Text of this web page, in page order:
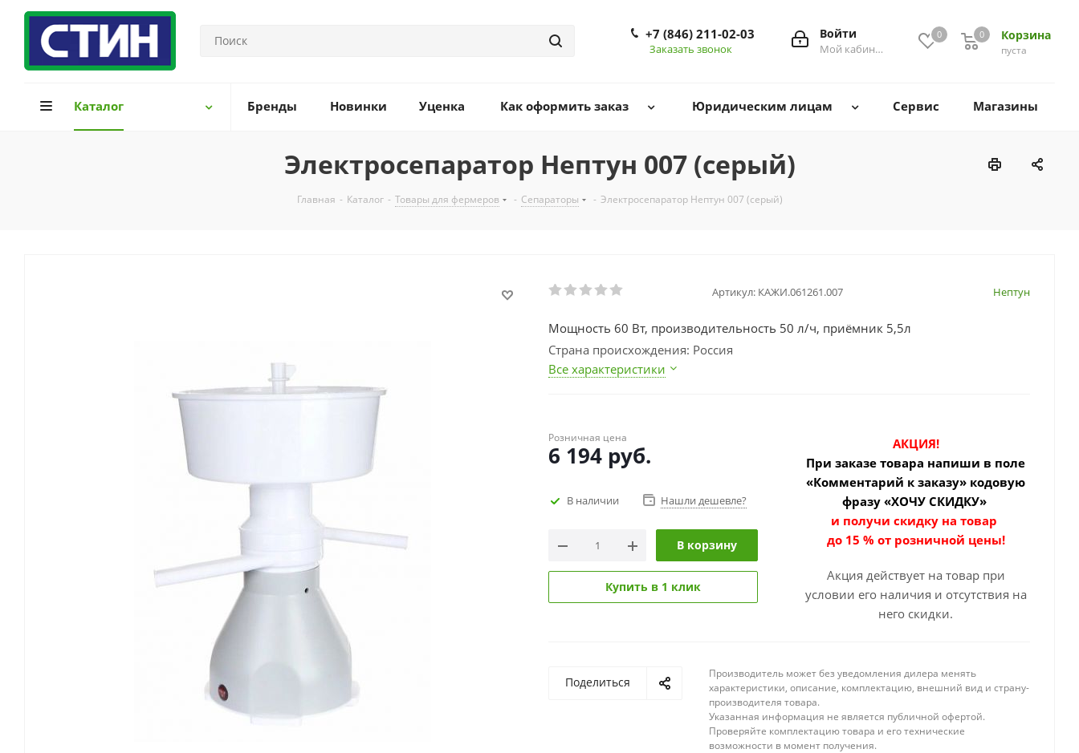
0 Корзина
0
пуста
0
Войти
Мой кабинет
+7 (846) 211-02-03
Заказать звонок
Каталог Бренды Новинки Уценка Как оформить заказ Юридическим лицам Сервис Магазины
Электросепаратор Нептун 007 (серый)
Главная - Каталог - Товары для фермеров - Сепараторы - Электросепаратор Нептун 007 (серый)
Артикул: КАЖИ.061261.007 Нептун
Мощность 60 Вт, производительность 50 л/ч, приёмник 5,5л
Страна происхождения: Россия
Все характеристики
Розничная цена
6 194 руб.
В наличии Нашли дешевле?
В корзину
Купить в 1 клик
АКЦИЯ!
При заказе товара напиши в поле
«Комментарий к заказу» кодовую
фразу «ХОЧУ СКИДКУ»
и получи скидку на товар
до 15 % от розничной цены!
Акция действует на товар при
условии его наличия и отсутствия на
него скидки.
Поделиться
Производитель может без уведомления дилера менять
характеристики, описание, комплектацию, внешний вид и страну-
производителя товара.
Указанная информация не является публичной офертой.
Проверяйте комплектацию товара и его технические
возможности в момент получения.